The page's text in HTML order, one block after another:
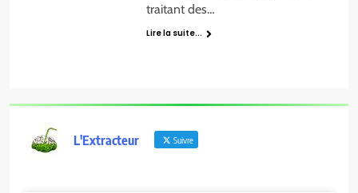
traitant des…
Lire la suite...
L'Extracteur Suivre